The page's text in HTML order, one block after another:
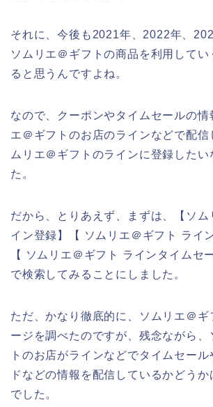
それに、今後も2021年、2022年、
ソムリエ＠ギフトの商品を利用してい
ると思うんですよね。
なので、クーポンやタイムセールの情
エ＠ギフトのお店のラインなどで配信
ムリエ＠ギフトのラインに登録したい
た。
だから、とりあえず、まずは、【ソム
イン登録】【 ソムリエ＠ギフト ライ
【 ソムリエ＠ギフト ラインタイムセ
で検索してみることにしました。
ただ、かなり徹底的に、ソムリエ＠ギ
ージを調べたのですが、残念ながら、
トのお店がラインなどでタイムセー
ドなどの情報を配信しているかどうか
でした。